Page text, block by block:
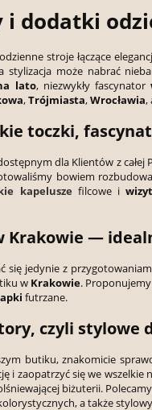
i dodatki
stroje łączące
stylizacja może nabrać
lato, niezwykły fascynator
,Trójmiasta,Wrocławia,
toczki,
dla Klientów z całej
bowiem
kapelusze filcowe i
Krakowie —
się jedynie z
w Krakowie.
futrzane.
czyli stylowe
butiku, znakomicie
i zaopatrzyć się we
biżuterii.
a także